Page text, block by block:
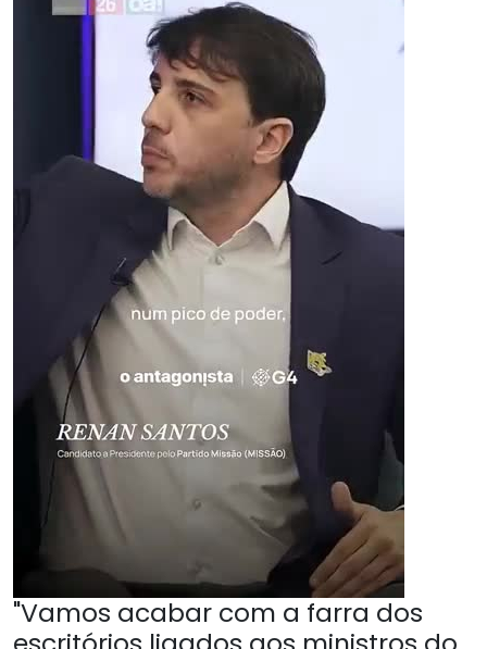
"Vamos acabar com a farra dos